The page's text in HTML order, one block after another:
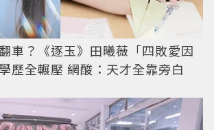
車？《逐玉》田曦薇「四敗愛因
歷全輾壓 網酸：天才全靠旁白